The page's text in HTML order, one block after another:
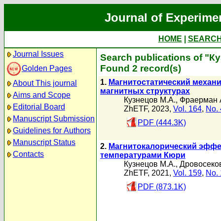
Journal of
HOME
Journal Issues
Golden Pages
About This journal
Aims and Scope
Editorial Board
Manuscript Submission
Guidelines for Authors
Manuscript Status
Contacts
Search publications of
Found 2 record(s)
1. Магнитостатический
магнитных структурах
Кузнецов М.А., Фраерман
ZhETF, 2023, Vol. 164, No.
PDF (444.3K)
2. Магнитокалорический
температурами Кюри
Кузнецов М.А.,
ZhETF, 2021, Vol. 159, No.
PDF (873.1K)